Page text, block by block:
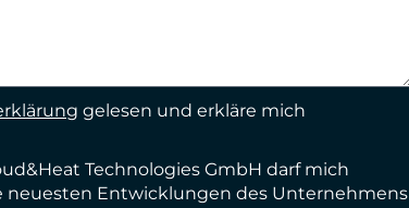
gelesen und erkläre mich
Technologies GmbH darf mich
neuesten Entwicklungen des Unternehmens